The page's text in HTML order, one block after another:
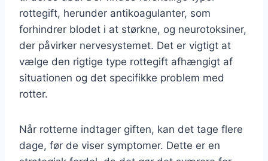
rottegift, herunder antikoagulanter, som
forhindrer blodet i at størkne, og neurotoksiner,
der påvirker nervesystemet. Det er vigtigt at
vælge den rigtige type rottegift afhængigt af
situationen og det specifikke problem med
rotter.
Når rotterne indtager giften, kan det tage flere
dage, før de viser symptomer. Dette er en